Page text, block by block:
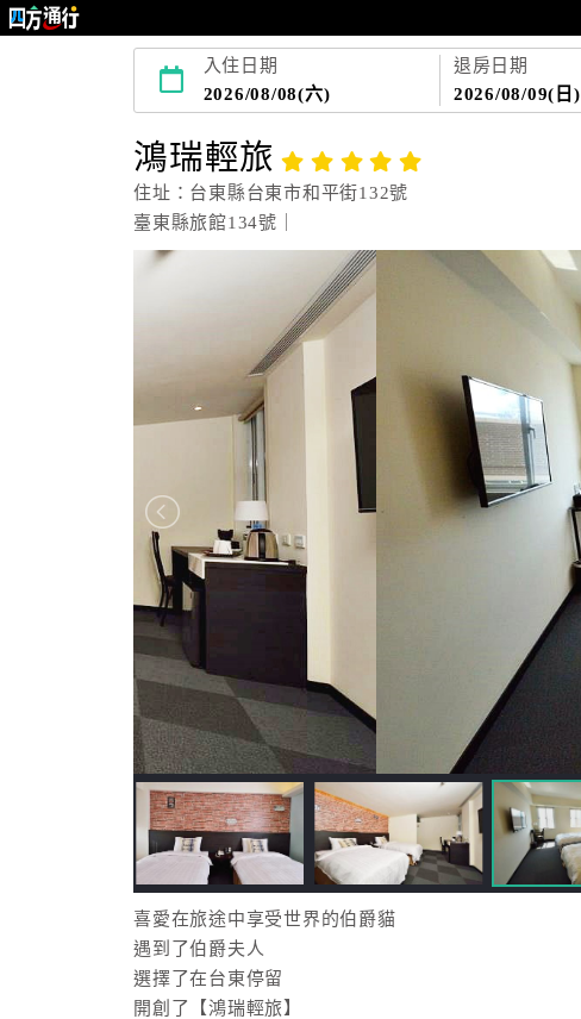
入住日期
2026/08/08(六)
退房日期
2026/08/09(日)
鴻瑞輕旅
住址：台東縣台東市和平街132號
臺東縣旅館134號｜
喜愛在旅途中享受世界的伯爵貓
遇到了伯爵夫人
選擇了在台東停留
開創了【鴻瑞輕旅】